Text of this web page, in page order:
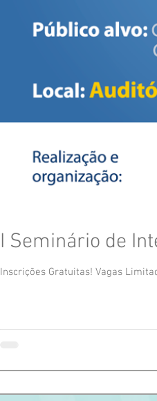
I Seminário de
Inscrições Gratuitas! Vagas